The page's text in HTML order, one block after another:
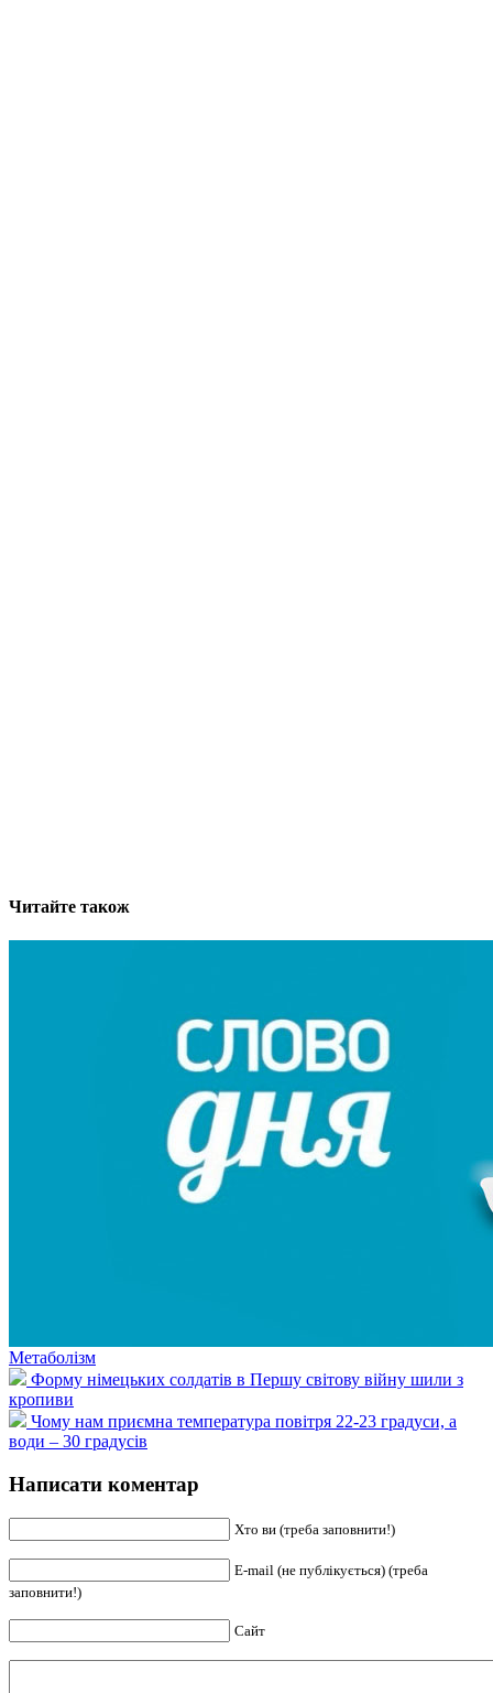
Читайте також
Метаболізм
Форму німецьких солдатів в Першу світову війну шили з
кропиви
Чому нам приємна температура повітря 22-23 градуси, а
води – 30 градусів
Написати коментар
Хто ви (треба заповнити!)
E-mail (не публікується) (треба
заповнити!)
Сайт